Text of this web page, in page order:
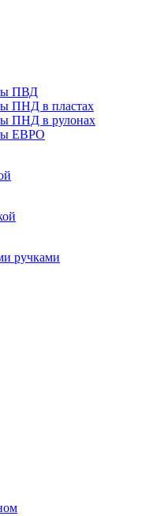
ПВД
ПНД в пластах
ПНД в рулонах
ЕВРО
ручками